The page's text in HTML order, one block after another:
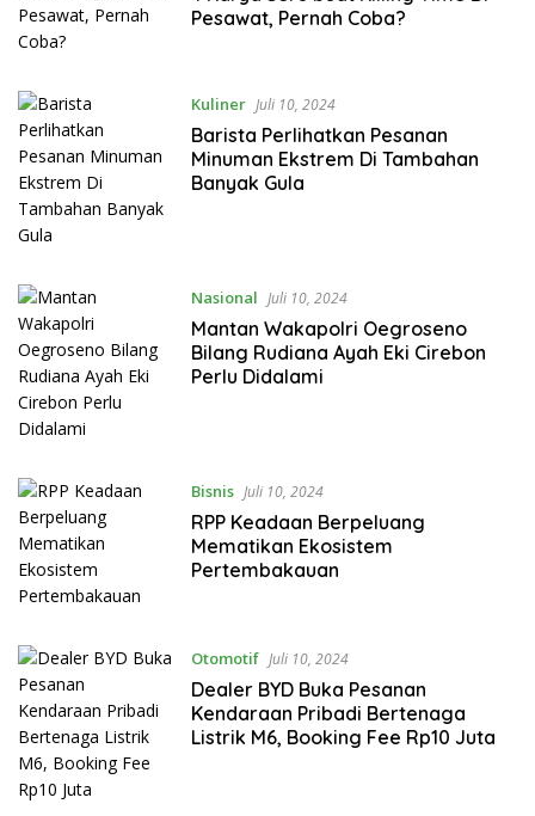
Pesawat, Pernah Coba?
Kuliner Juli 10, 2024
Barista Perlihatkan Pesanan
Minuman Ekstrem Di Tambahan
Banyak Gula
Nasional Juli 10, 2024
Mantan Wakapolri Oegroseno
Bilang Rudiana Ayah Eki Cirebon
Perlu Didalami
Bisnis Juli 10, 2024
RPP Keadaan Berpeluang
Mematikan Ekosistem
Pertembakauan
Otomotif Juli 10, 2024
Dealer BYD Buka Pesanan
Kendaraan Pribadi Bertenaga
Listrik M6, Booking Fee Rp10 Juta